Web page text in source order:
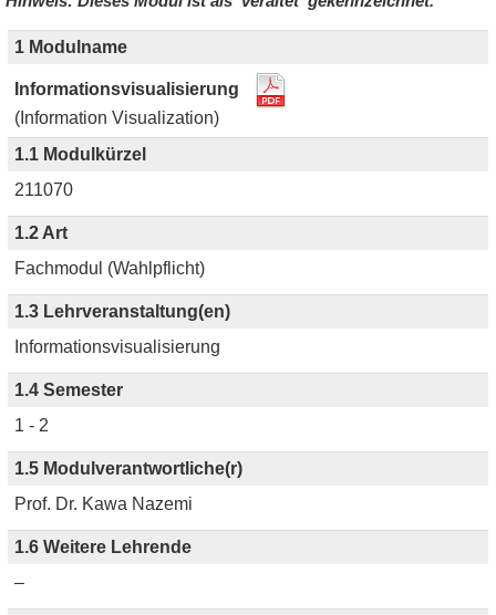
1 Modulname
Informationsvisualisierung
(Information Visualization)
1.1 Modulkürzel
211070
1.2 Art
Fachmodul (Wahlpflicht)
1.3 Lehrveranstaltung(en)
Informationsvisualisierung
1.4 Semester
1 - 2
1.5 Modulverantwortliche(r)
Prof. Dr. Kawa Nazemi
1.6 Weitere Lehrende
–